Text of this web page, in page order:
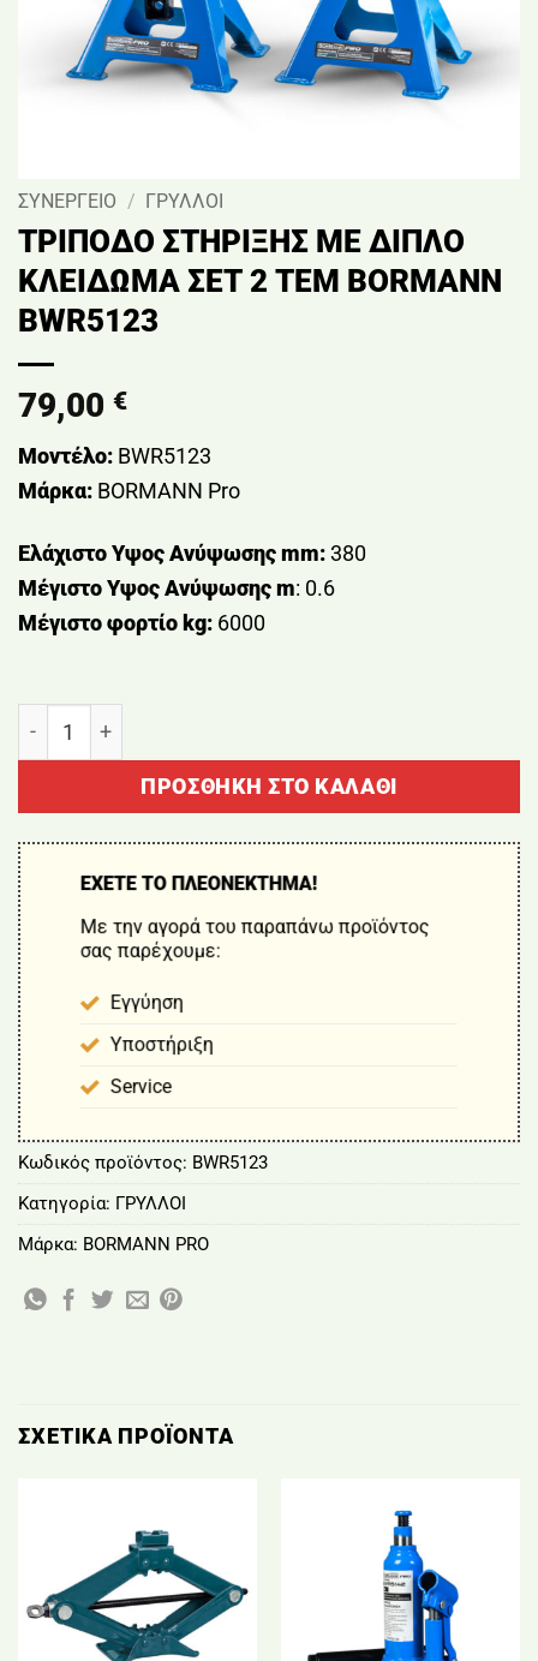
ΣΥΝΕΡΓΕΙΟ / ΓΡΥΛΛΟΙ
ΤΡΙΠΟΔΟ ΣΤΗΡΙΞΗΣ ΜΕ ΔΙΠΛΟ
ΚΛΕΙΔΩΜΑ ΣΕΤ 2 ΤΕΜ BORMANN
BWR5123
79,00 €
Μοντέλο: BWR5123
Μάρκα: BORMANN Pro
Ελάχιστο Υψος Ανύψωσης mm:380
Μέγιστο Υψος Ανύψωσης m: 0.6
Μέγιστο φορτίο kg: 6000
ΠΡΟΣΘΉΚΗ ΣΤΟ ΚΑΛΆΘΙ
ΕΧΕΤΕ ΤΟ ΠΛΕΟΝΕΚΤΗΜΑ!
Με την αγορά του παραπάνω προϊόντος
σας παρέχουμε:
Εγγύηση
Υποστήριξη
Service
Κωδικός προϊόντος: BWR5123
Κατηγορία: ΓΡΥΛΛΟΙ
Μάρκα: BORMANN PRO
ΣΧΕΤΙΚΆ ΠΡΟΪΌΝΤΑ